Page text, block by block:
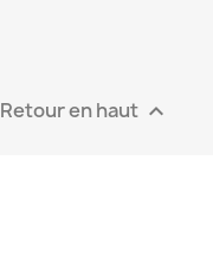
Retour en haut 